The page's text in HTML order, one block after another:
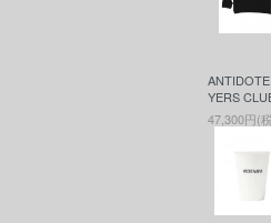
YERS
ンチドート
ヤーズクラ
ht
トオフパーカ
ー) Black
47,300円(